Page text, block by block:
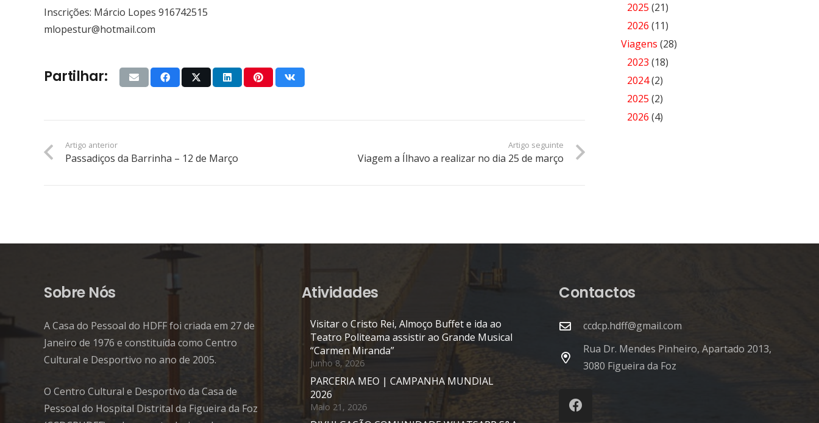
Inscrições: Márcio Lopes 916742515
mlopestur@hotmail.com
Partilhar:
Artigo anterior
Passadiços da Barrinha – 12 de Março
Artigo seguinte
Viagem a Ílhavo a realizar no dia 25 de março
2025 (21)
2026 (11)
Viagens (28)
2023 (18)
2024(2)
2025 (2)
2026 (4)
Sobre Nós
A Casa do Pessoal do HDFF foi criada em 27 de
Janeiro de 1976 e constituída como Centro
Cultural e Desportivo no ano de 2005.
O Centro Cultural e Desportivo da Casa de
Pessoal do Hospital Distrital da Figueira da Foz
Atividades
Visitar o Cristo Rei, Almoço Buffet e ida ao
Teatro Politeama assistir ao Grande Musical
“Carmen Miranda”
Junho 8, 2026
PARCERIA MEO | CAMPANHA MUNDIAL
2026
Maio 21, 2026
Contactos
ccdcp.hdff@gmail.com
Rua Dr. Mendes Pinheiro, Apartado 2013,
3080 Figueira da Foz